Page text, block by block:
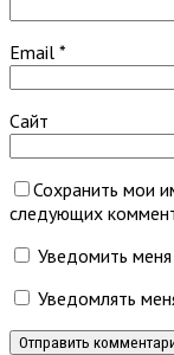
Email *
Сайт
Сохранить мои
следующих
Уведомить
Уведомлять